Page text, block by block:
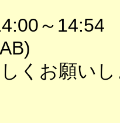
～14:54
くお願い